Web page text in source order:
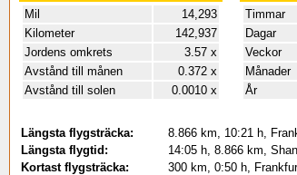
Mil
14,293
Kilometer
142,937
Jordens omkrets
3.57 x
Avstånd till månen
0.372 x
Avstånd till solen
0.0010 x
Timmar
Dagar
Veckor
Månader
År
Längsta flygsträcka:
8.866 km, 10:21 h,
Längsta flygtid:
14:05 h, 8.866 km,
Kortast flygsträcka:
300 km, 0:50 h,